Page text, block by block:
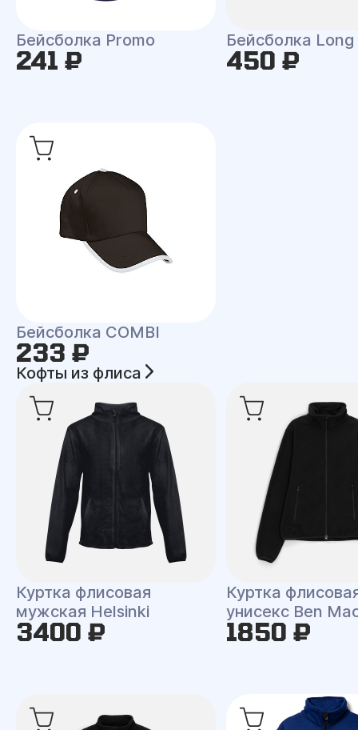
Бейсболка Promo
241 ₽
Бейсболка
450 ₽
Бейсболка COMBI
233 ₽
Кофты из флиса
Куртка флисовая
мужская Helsinki
3400 ₽
Куртка
унисекс Ben
1850 ₽